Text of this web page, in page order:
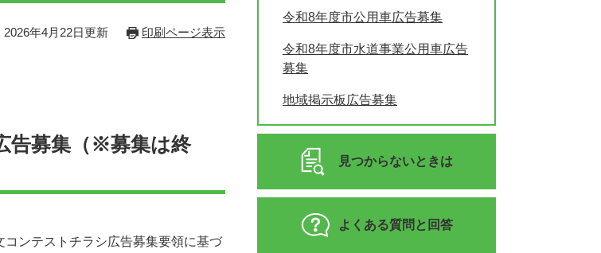
2026年4月22日更新 印刷ページ表示
告募集（※募集は終
ンテストチラシ広告募集要領に基づ
令和8年度市公用車広告募集
令和8年度市水道事業公用車広告
募集
地域掲示板広告募集
見つからないときは
よくある質問と回答